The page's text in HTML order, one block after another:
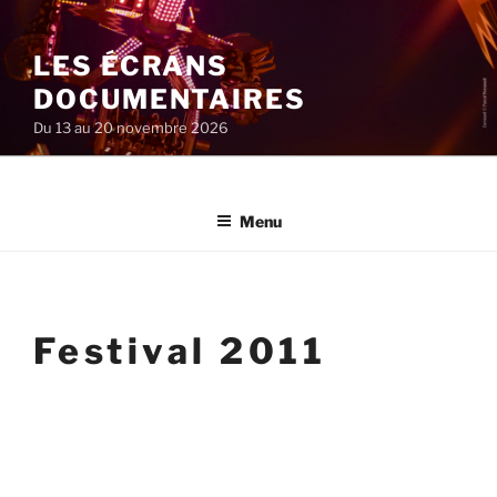
au
contenu
principal
LES ÉCRANS
DOCUMENTAIRES
Du 13 au 20 novembre 2026
Menu
Festival 2011